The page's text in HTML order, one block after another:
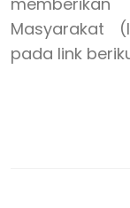
Masyarakat
pada link